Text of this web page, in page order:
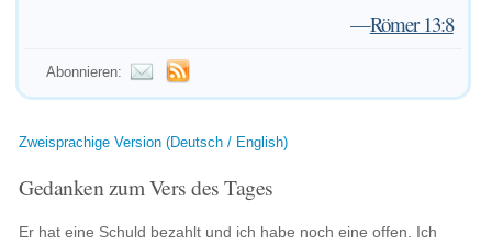
—Römer 13:8
Abonnieren:
Zweisprachige Version (Deutsch / English)
Gedanken zum Vers des Tages
Er hat eine Schuld bezahlt und ich habe noch eine offen. Ich